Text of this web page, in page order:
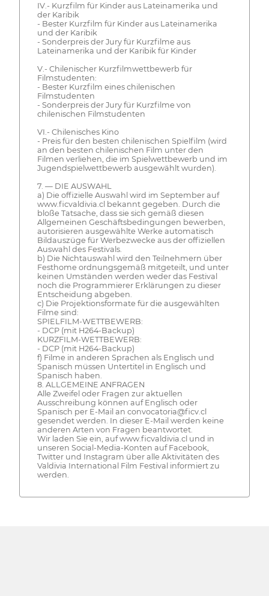
IV.- Kurzfilm für Kinder aus Lateinamerika und
der Karibik
- Bester Kurzfilm für Kinder aus Lateinamerika
und der Karibik
- Sonderpreis der Jury für Kurzfilme aus
Lateinamerika und der Karibik für Kinder
V.- Chilenischer Kurzfilmwettbewerb für
Filmstudenten:
- Bester Kurzfilm eines chilenischen
Filmstudenten
- Sonderpreis der Jury für Kurzfilme von
chilenischen Filmstudenten
VI.- Chilenisches Kino
- Preis für den besten chilenischen Spielfilm (wird
an den besten chilenischen Film unter den
Filmen verliehen, die im Spielwettbewerb und im
Jugendspielwettbewerb ausgewählt wurden).
7. — DIE AUSWAHL
a) Die offizielle Auswahl wird im September auf
www.ficvaldivia.cl bekannt gegeben. Durch die
bloße Tatsache, dass sie sich gemäß diesen
Allgemeinen Geschäftsbedingungen bewerben,
autorisieren ausgewählte Werke automatisch
Bildauszüge für Werbezwecke aus der offiziellen
Auswahl des Festivals.
b) Die Nichtauswahl wird den Teilnehmern über
Festhome ordnungsgemäß mitgeteilt, und unter
keinen Umständen werden weder das Festival
noch die Programmierer Erklärungen zu dieser
Entscheidung abgeben.
c) Die Projektionsformate für die ausgewählten
Filme sind:
SPIELFILM-WETTBEWERB:
- DCP (mit H264-Backup)
KURZFILM-WETTBEWERB:
- DCP (mit H264-Backup)
f) Filme in anderen Sprachen als Englisch und
Spanisch müssen Untertitel in Englisch und
Spanisch haben.
8. ALLGEMEINE ANFRAGEN
Alle Zweifel oder Fragen zur aktuellen
Ausschreibung können auf Englisch oder
Spanisch per E-Mail an convocatoria@ficv.cl
gesendet werden. In dieser E-Mail werden keine
anderen Arten von Fragen beantwortet.
Wir laden Sie ein, auf www.ficvaldivia.cl und in
unseren Social-Media-Konten auf Facebook,
Twitter und Instagram über alle Aktivitäten des
Valdivia International Film Festival informiert zu
werden.